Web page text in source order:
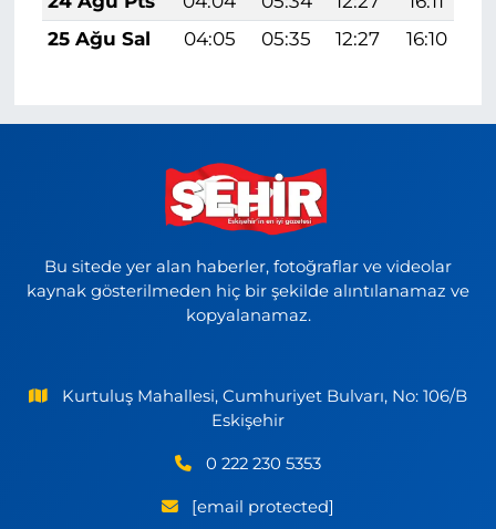
25 Ağu Sal
04:05 05:35 12:27 16:10
Bu sitede yer alan haberler, fotoğraflar ve videolar
kaynak gösterilmeden hiç bir şekilde alıntılanamaz ve
kopyalanamaz.
Kurtuluş Mahallesi, Cumhuriyet Bulvarı, No: 106/B
Eskişehir
0 222 230 5353
[email protected]